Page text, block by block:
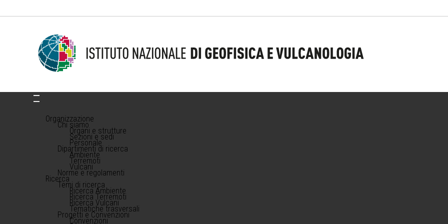
Organizzazione
Chi siamo
Organi e strutture
Sezioni e sedi
Personale
Dipartimenti di ricerca
Ambiente
Terremoti
Vulcani
Norme e regolamenti
Ricerca
Temi di ricerca
Ricerca Ambiente
Ricerca Terremoti
Ricerca Vulcani
Tematiche trasversali
Progetti e Convenzioni
Convenzioni